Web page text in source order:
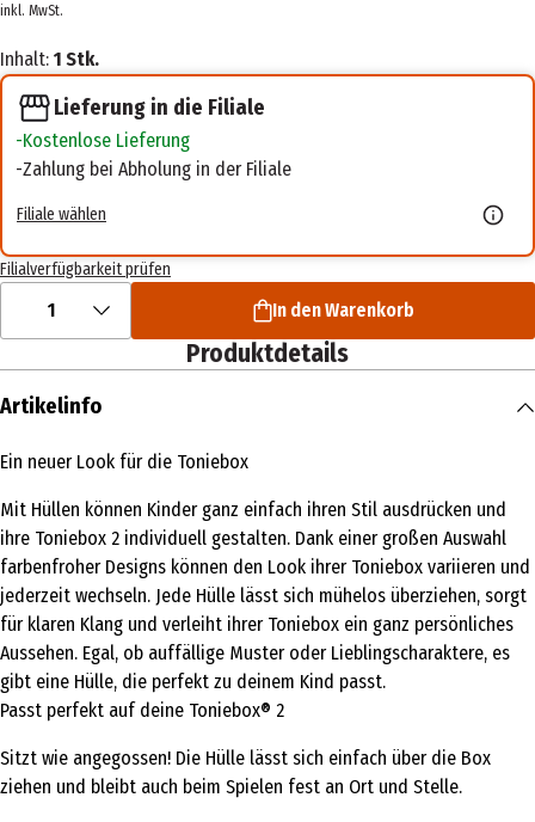
inkl. MwSt.
Inhalt: 1 Stk.
Lieferung in die Filiale
Kostenlose Lieferung
Zahlung bei Abholung in der Filiale
Filiale wählen
Filialverfügbarkeit prüfen
1 In den Warenkorb
Produktdetails
Artikelinfo
Ein neuer Look für die Toniebox
Mit Hüllen können Kinder ganz einfach ihren Stil ausdrücken und
ihre Toniebox 2 individuell gestalten. Dank einer großen Auswahl
farbenfroher Designs können den Look ihrer Toniebox variieren und
jederzeit wechseln. Jede Hülle lässt sich mühelos überziehen, sorgt
für klaren Klang und verleiht ihrer Toniebox ein ganz persönliches
Aussehen. Egal, ob auffällige Muster oder Lieblingscharaktere, es
gibt eine Hülle, die perfekt zu deinem Kind passt.
Passt perfekt auf deine Toniebox® 2
Sitzt wie angegossen! Die Hülle lässt sich einfach über die Box
ziehen und bleibt auch beim Spielen fest an Ort und Stelle.